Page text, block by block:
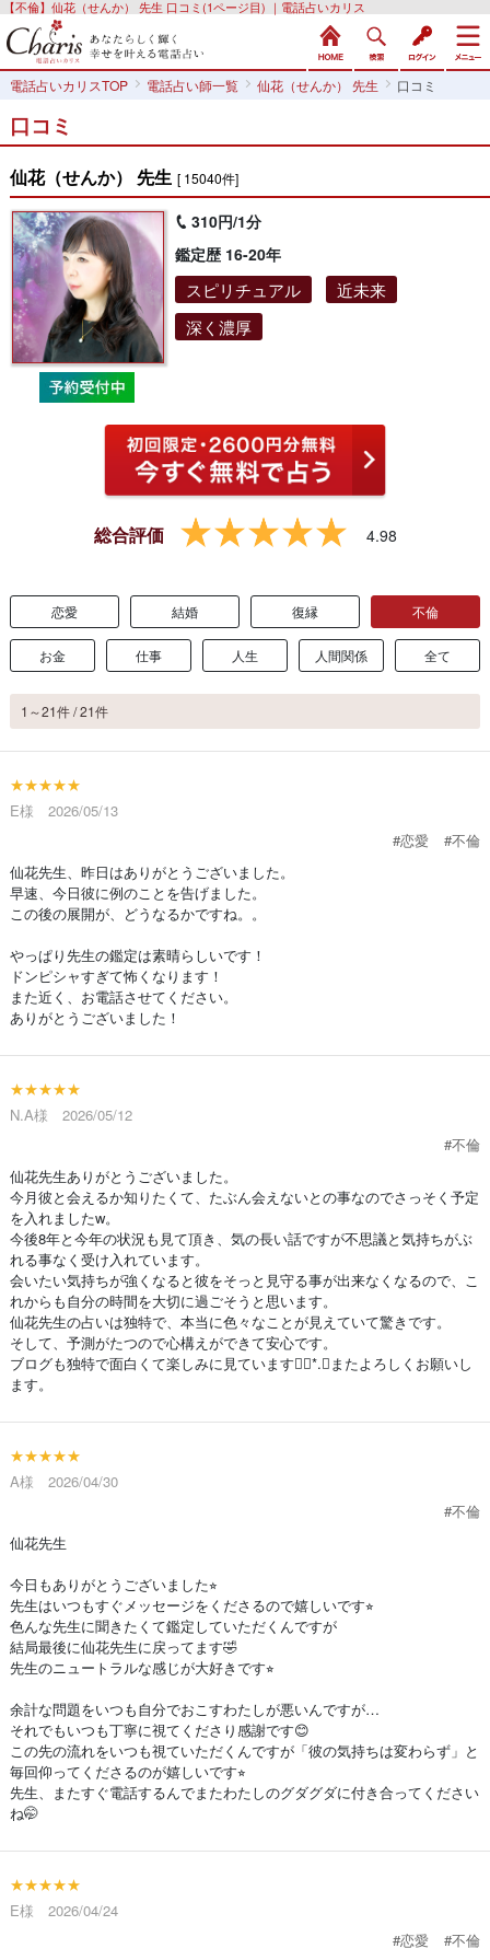
【不倫】仙花（せんか） 先生 口コミ(1ページ目) ｜電話占いカリス
電話占いカリスTOP 電話占い師一覧 仙花（せんか） 先生 口コミ
口コミ
仙花（せんか） 先生 [ 15040件]
310円/1分
鑑定歴 16-20年
スピリチュアル
近未来
深く濃厚
総合評価 4.98
恋愛 結婚 復縁 不倫
お金 仕事 人生 人間関係 全て
1～21件 / 21件
★★★★★
E様 2026/05/13
#恋愛
#不倫
仙花先生、昨日はありがとうございました。
早速、今日彼に例のことを告げました。
この後の展開が、どうなるかですね。。
やっぱり先生の鑑定は素晴らしいです！
ドンピシャすぎて怖くなります！
また近く、お電話させてください。
ありがとうございました！
★★★★★
N.A様 2026/05/12
#不倫
仙花先生ありがとうございました。
今月彼と会えるか知りたくて、たぶん会えないとの事なのでさっそく予定
を入れましたw。
今後8年と今年の状況も見て頂き、気の長い話ですが不思議と気持ちがぶ
れる事なく受け入れています。
会いたい気持ちが強くなると彼をそっと見守る事が出来なくなるので、こ
れからも自分の時間を大切に過ごそうと思います。
仙花先生の占いは独特で、本当に色々なことが見えていて驚きです。
そして、予測がたつので心構えができて安心です。
ブログも独特で面白くて楽しみに見ています❁⃘*.ﾟまたよろしくお願いし
ます。
★★★★★
A様 2026/04/30
#不倫
仙花先生
今日もありがとうございました⭐︎
先生はいつもすぐメッセージをくださるので嬉しいです⭐︎
色んな先生に聞きたくて鑑定していただくんですが
結局最後に仙花先生に戻ってます🤣
先生のニュートラルな感じが大好きです⭐︎
余計な問題をいつも自分でおこすわたしが悪いんですが…
それでもいつも丁寧に視てくださり感謝です😊
この先の流れをいつも視ていただくんですが「彼の気持ちは変わらず」と
毎回仰ってくださるのが嬉しいです⭐︎
先生、またすぐ電話するんでまたわたしのグダグダに付き合ってください
ね🤭
★★★★★
E様 2026/04/24
#恋愛
#不倫